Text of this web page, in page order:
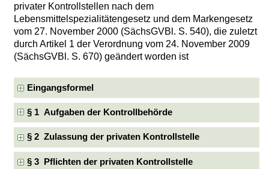
privater Kontrollstellen nach dem
Lebensmittelspezialitätengesetz und dem Markengesetz
vom 27. November 2000 (SächsGVBl. S. 540), die zuletzt
durch Artikel 1 der Verordnung vom 24. November 2009
(SächsGVBl. S. 670) geändert worden ist
Eingangsformel
§ 1 Aufgaben der Kontrollbehörde
§ 2 Zulassung der privaten Kontrollstelle
§ 3 Pflichten der privaten Kontrollstelle